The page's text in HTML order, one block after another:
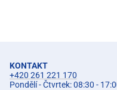
KONTAKT
+420 261 221 170
Pondělí - Čtvrtek: 08:30 -